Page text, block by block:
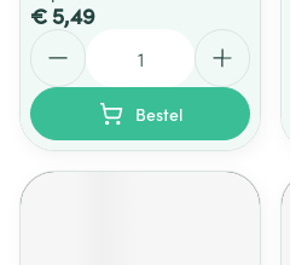
€ 5,49
Bestel